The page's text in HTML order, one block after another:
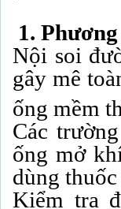
1.
Nội soi
gây mê
ống mềm
Các
ống mở
dùng thuốc
Kiểm tra